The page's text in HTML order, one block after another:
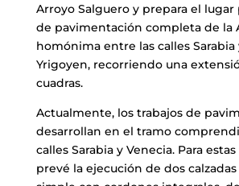
Arroyo Salguero y prepara el lugar
de pavimentación completa de la
homónima entre las calles Sarabia
Yrigoyen, recorriendo una
cuadras.
Actualmente, los trabajos de
desarrollan en el tramo
calles Sarabia y Venecia. Para
prevé la ejecución de dos